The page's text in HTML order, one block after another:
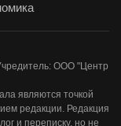
ООО "Центр
являются точкой
редакции. Редакция
и переписку, но не